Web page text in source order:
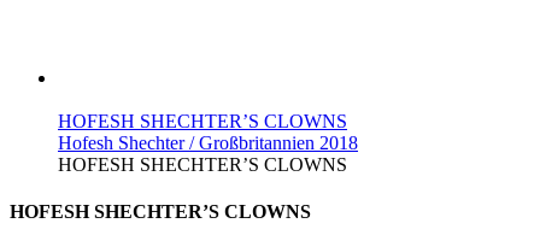
HOFESH SHECHTER’S CLOWNS
Hofesh Shechter / Großbritannien 2018
HOFESH SHECHTER’S CLOWNS
HOFESH SHECHTER’S CLOWNS